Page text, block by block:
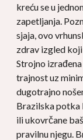
kreću se u
zapetljanja.
sjaja, ovo
zdrav izgled
Strojno
trajnost uz
dugotrajno
Brazilska potka
ili ukovrčane
pravilnu njegu.